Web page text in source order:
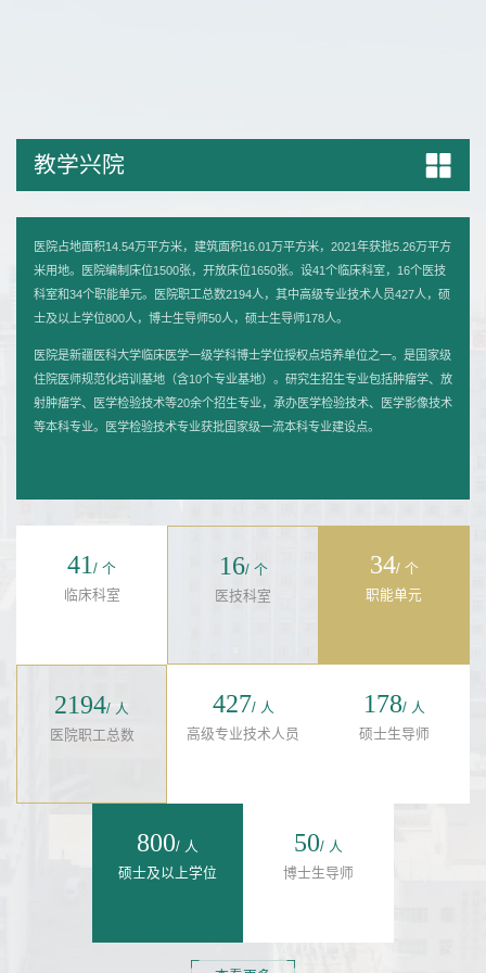
教学兴院
医院占地面积14.54万平方米，建筑面积16.01万平方米，2021年获批5.26万平方
米用地。医院编制床位1500张，开放床位1650张。设41个临床科室，16个医技
科室和34个职能单元。医院职工总数2194人，其中高级专业技术人员427人，硕
士及以上学位800人，博士生导师50人，硕士生导师178人。
医院是新疆医科大学临床医学一级学科博士学位授权点培养单位之一。是国家级
住院医师规范化培训基地（含10个专业基地）。研究生招生专业包括肿瘤学、放
射肿瘤学、医学检验技术等20余个招生专业，承办医学检验技术、医学影像技术
等本科专业。医学检验技术专业获批国家级一流本科专业建设点。
41/ 个
临床科室
16/ 个
医技科室
34/ 个
职能单元
2194/ 人
医院职工总数
427/ 人
高级专业技术人员
178/ 人
硕士生导师
800/ 人
硕士及以上学位
50/ 人
博士生导师